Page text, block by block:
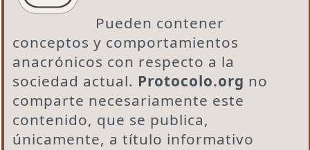
Pueden contener
conceptos y comportamientos
anacrónicos con respecto a la
sociedad actual. Protocolo.org no
comparte necesariamente este
contenido, que se publica,
únicamente, a título informativo